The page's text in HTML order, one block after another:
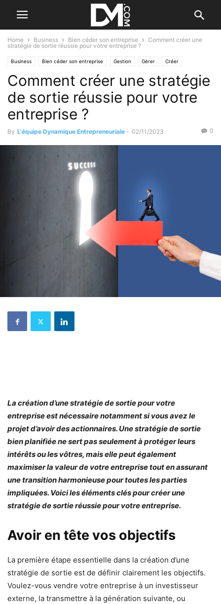
Home Business Bien céder son entreprise
Comment créer une
stratégie de sortie réussie pour votre entreprise ?
Business Bien céder son entreprise Gestion Gérer Créer
Le B.A. BA de la stratégie Reprendre/Céder
Comment créer une stratégie
de sortie réussie pour votre
entreprise ?
By L'équipe Dynamique Entrepreneuriale - 02/11/2023 0
La création d’une stratégie de sortie pour votre
entreprise est nécessaire notamment si vous avez le
projet d’avoir des actionnaires. Une stratégie de sortie
bien planifiée ne sert pas seulement à protéger leurs
intérêts ou les vôtres, mais elle peut également
maximiser la valeur de votre entreprise tout en assurant
une transition harmonieuse pour toutes les parties
impliquées. Voici les éléments clés pour créer une
stratégie de sortie réussie pour votre entreprise.
Avoir en tête vos objectifs
La première étape essentielle dans la création d’une
stratégie de sortie est de définir clairement les objectifs.
Voulez-vous vendre votre entreprise à un investisseur
externe, la transmettre à la génération suivante, ou